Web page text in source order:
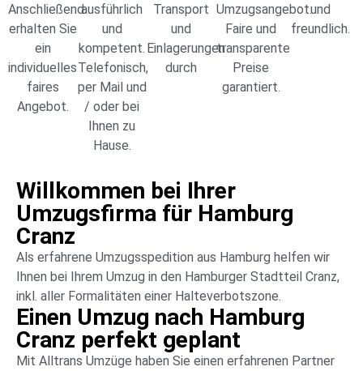
Anschließend
erhalten Sie
ein
individuelles
faires
Angebot.
ausführlich
und
kompetent.
Telefonisch,
per Mail und
/ oder bei
Ihnen zu
Hause.
Transport
und
Einlagerungen
durch
Umzugsangebot.
Faire und
transparente
Preise
garantiert.
und
freundlich.
Willkommen bei Ihrer
Umzugsfirma für Hamburg
Cranz
Als erfahrene Umzugsspedition aus Hamburg helfen wir
Ihnen bei Ihrem Umzug in den Hamburger Stadtteil Cranz,
inkl. aller Formalitäten einer Halteverbotszone.
Einen Umzug nach Hamburg
Cranz perfekt geplant
Mit Alltrans Umzüge haben Sie einen erfahrenen Partner